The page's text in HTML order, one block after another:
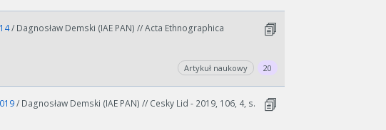
/ Dagnosław Demski (IAE PAN) // Acta Ethnographica
Artykuł naukowy 20
/ Dagnosław Demski (IAE PAN) // Cesky Lid - 2019, 106, 4, s.